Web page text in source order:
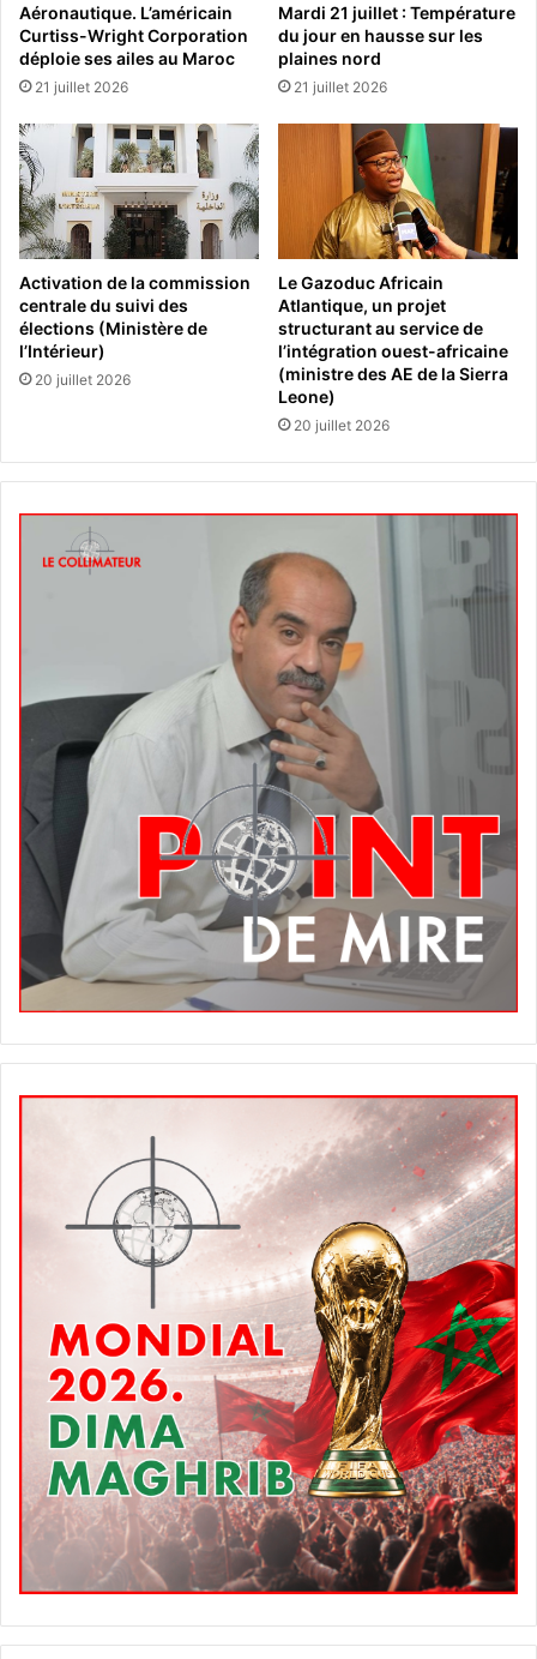
Aéronautique. L’américain
Curtiss-Wright Corporation
déploie ses ailes au Maroc
21 juillet 2026
Mardi 21 juillet : Température
du jour en hausse sur les
plaines nord
21 juillet 2026
Activation de la commission
centrale du suivi des
élections (Ministère de
l’Intérieur)
20 juillet 2026
Le Gazoduc Africain
Atlantique, un projet
structurant au service de
l’intégration ouest-africaine
(ministre des AE de la Sierra
Leone)
20 juillet 2026